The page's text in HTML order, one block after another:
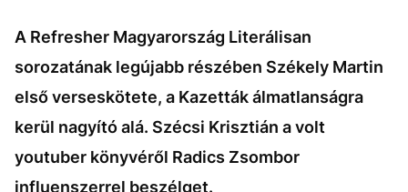
A Refresher Magyarország Literálisan
sorozatának legújabb részében Székely Martin
első verseskötete, a Kazetták álmatlanságra
kerül nagyító alá. Szécsi Krisztián a volt
youtuber könyvéről Radics Zsombor
influenszerrel beszélget.